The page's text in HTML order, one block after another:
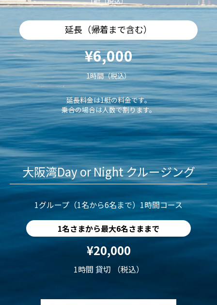
延長（帰着まで含む）
¥6,000
1時間（税込）
延長料金は1艇の料金です。
乗合の場合は人数で割ります。
大阪湾Day or Night クルージング
1グループ（1名から6名まで）1時間コース
1名さまから最大6名さままで
¥20,000
1時間 貸切 （税込）